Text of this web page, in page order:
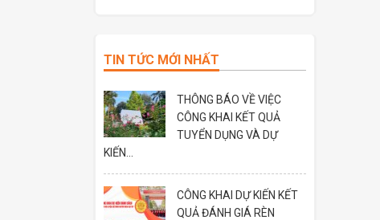
TIN TỨC MỚI NHẤT
THÔNG BÁO VỀ VIỆC
CÔNG KHAI KẾT QUẢ
TUYỂN DỤNG VÀ DỰ
KIẾN...
CÔNG KHAI DỰ KIẾN KẾT
QUẢ ĐÁNH GIÁ RÈN